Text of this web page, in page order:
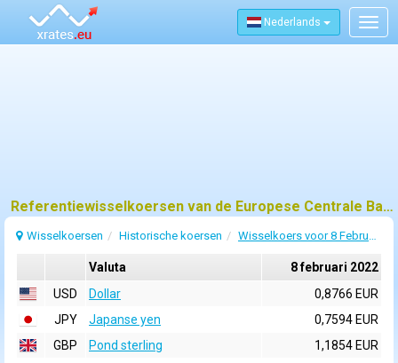
Nederlands
Referentiewisselkoersen van de Europese Centrale Bank (ECB) voor 8 februari 2022
Wisselkoersen Historische koersen Wisselkoers voor 8 Februari 2022
Valuta
8 februari 2022
USD
Dollar
0,8766 EUR
JPY
Japanse yen
0,7594 EUR
GBP
Pond sterling
1,1854 EUR